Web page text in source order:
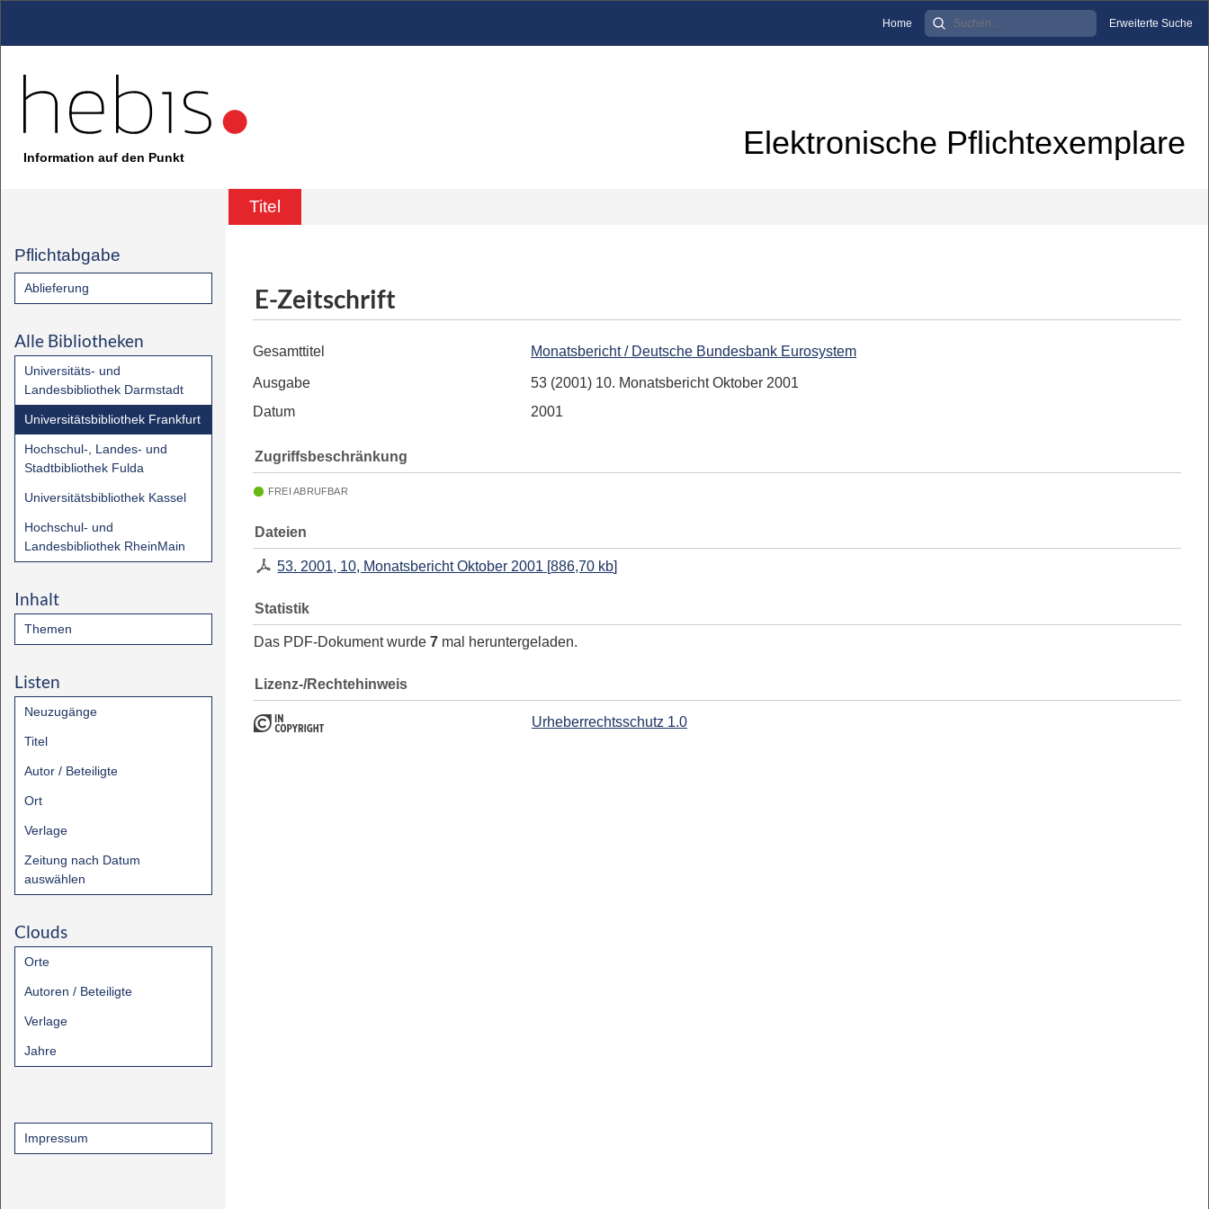
Home Erweiterte Suche
Information auf den Punkt Elektronische Pflichtexemplare
Titel
Pflichtabgabe
Ablieferung
Alle Bibliotheken
Universitäts- und
Landesbibliothek Darmstadt
Universitätsbibliothek Frankfurt
Hochschul-, Landes- und
Stadtbibliothek Fulda
Universitätsbibliothek Kassel
Hochschul- und
Landesbibliothek RheinMain
Inhalt
Themen
Listen
Neuzugänge
Titel
Autor / Beteiligte
Ort
Verlage
Zeitung nach Datum
auswählen
Clouds
Orte
Autoren / Beteiligte
Verlage
Jahre
Impressum
E-Zeitschrift
Gesamttitel Monatsbericht / Deutsche Bundesbank Eurosystem
Ausgabe
53 (2001) 10. Monatsbericht Oktober 2001
Datum
2001
Zugriffsbeschränkung
FREI ABRUFBAR
Dateien
53. 2001, 10, Monatsbericht Oktober 2001 [886,70 kb]
Statistik
Das PDF-Dokument wurde 7 mal heruntergeladen.
Lizenz-/Rechtehinweis
Urheberrechtsschutz 1.0